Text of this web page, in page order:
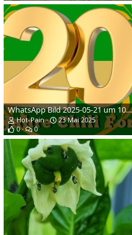
WhatsApp Bild 2025-05-21 um 10.05.48_2a65b65e.jpg
Hot-Pain
23 Mai 2025
0
0